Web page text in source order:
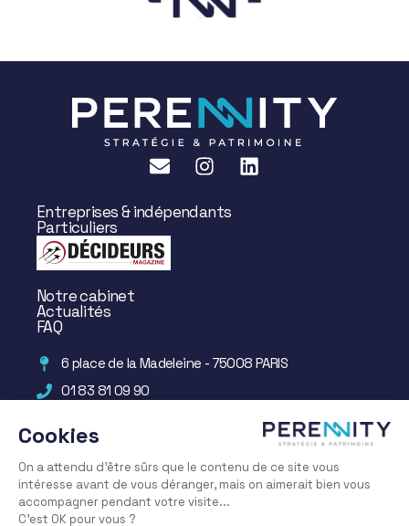
Entreprises & indépendants
Particuliers
Notre cabinet
Actualités
FAQ
6 place de la Madeleine - 75008 PARIS
01 83 81 09 90
Mentions légales Bloody Mary–Info